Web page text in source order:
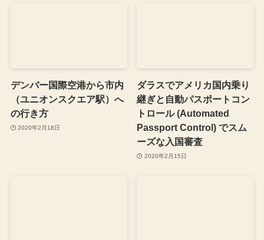
デンバー国際空港から市内
（ユニオンスクエア駅）へ
の行き方
2020年2月18日
ダラスでアメリカ国内乗り
継ぎと自動パスポートコン
トロール (Automated
Passport Control) でスム
ーズな入国審査
2020年2月15日